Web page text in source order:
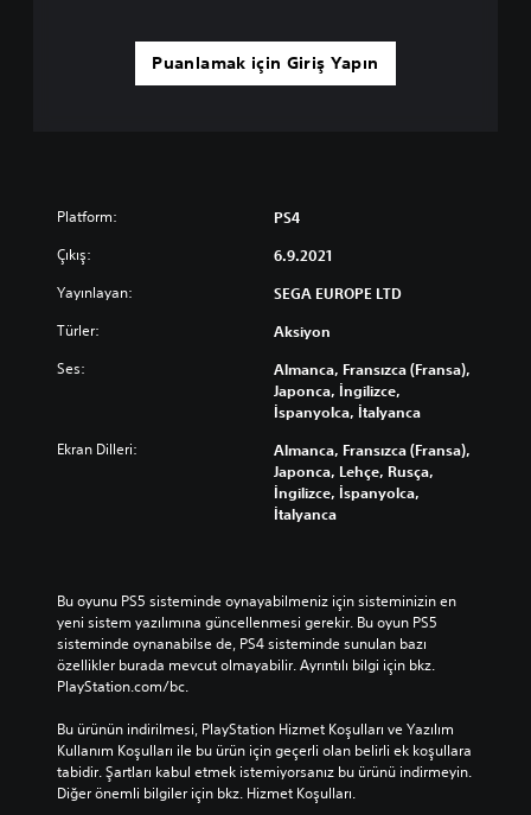
Puanlamak için Giriş Yapın
Platform: PS4
Çıkış: 6.9.2021
Yayınlayan: SEGA EUROPE LTD
Türler: Aksiyon
Ses:
Almanca, Fransızca (Fransa),
Japonca, İngilizce,
İspanyolca, İtalyanca
Ekran Dilleri:
Almanca, Fransızca (Fransa),
Japonca, Lehçe, Rusça,
İngilizce, İspanyolca,
İtalyanca
Bu oyunu PS5 sisteminde oynayabilmeniz için sisteminizin en
yeni sistem yazılımına güncellenmesi gerekir. Bu oyun PS5
sisteminde oynanabilse de, PS4 sisteminde sunulan bazı
özellikler burada mevcut olmayabilir. Ayrıntılı bilgi için bkz.
PlayStation.com/bc.
Bu ürünün indirilmesi, PlayStation Hizmet Koşulları ve Yazılım
Kullanım Koşulları ile bu ürün için geçerli olan belirli ek koşullara
tabidir. Şartları kabul etmek istemiyorsanız bu ürünü indirmeyin.
Diğer önemli bilgiler için bkz. Hizmet Koşulları.